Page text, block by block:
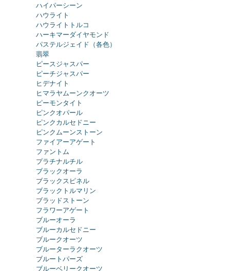
ハイパーシーン
ハウライト
ハウライトトルコ
ハーキマーダイヤモンド
パステルジェイド（各色）
翡翠
ピースジャスパー
ピーチジャスパー
ヒデナイト
ヒマラヤムーンクオーツ
ピーモンタイト
ピンクオパール
ピンクカルセドニー
ピンクムーンストーン
ファイアーアゲート
ファントム
プラチナルチル
ブラックオーラ
ブラックスピネル
ブラックトルマリン
ブラッドストーン
フラワーアゲート
ブルーオーラ
ブルーカルセドニー
ブルークオーツ
ブルーターラクオーツ
ブルートパーズ
ブルーベリークオーツ